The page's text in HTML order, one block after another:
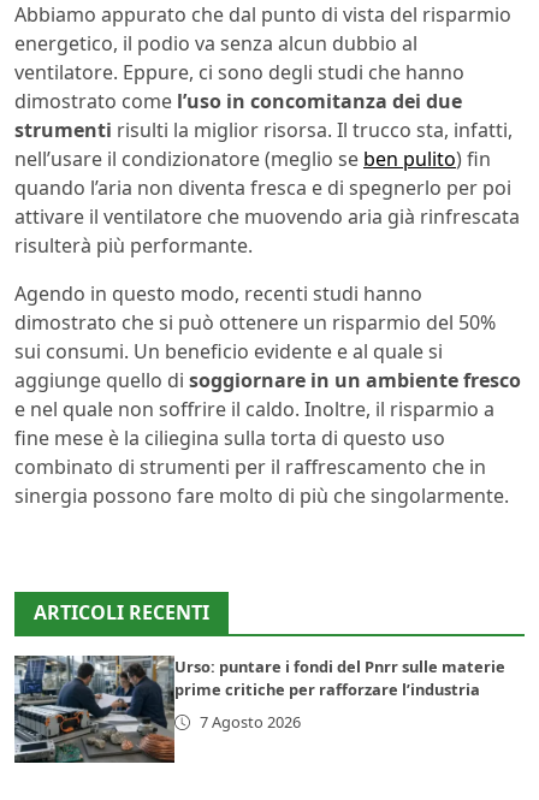
Abbiamo appurato che dal punto di vista del risparmio
energetico, il podio va senza alcun dubbio al
ventilatore. Eppure, ci sono degli studi che hanno
dimostrato come l’uso in concomitanza dei due
strumenti risulti la miglior risorsa. Il trucco sta, infatti,
nell’usare il condizionatore (meglio se ben pulito) fin
quando l’aria non diventa fresca e di spegnerlo per poi
attivare il ventilatore che muovendo aria già rinfrescata
risulterà più performante.
Agendo in questo modo, recenti studi hanno
dimostrato che si può ottenere un risparmio del 50%
sui consumi. Un beneficio evidente e al quale si
aggiunge quello di soggiornare in un ambiente fresco
e nel quale non soffrire il caldo. Inoltre, il risparmio a
fine mese è la ciliegina sulla torta di questo uso
combinato di strumenti per il raffrescamento che in
sinergia possono fare molto di più che singolarmente.
ARTICOLI RECENTI
Urso: puntare i fondi del Pnrr sulle materie
prime critiche per rafforzare l’industria
7 Agosto 2026